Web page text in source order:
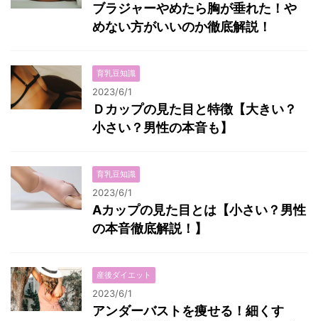
ブラジャーやめたら胸が垂れた！や
めない方がいいのか徹底解説！
育乳豆知識
2023/6/1
Ｄカップの見た目と特徴【大きい？
小さい？男性の本音も】
育乳豆知識
2023/6/1
Aカップの見た目とは【小さい？男性
の本音徹底解説！】
産後ダイエット
2023/6/1
アンダーバストを痩せる！細くす